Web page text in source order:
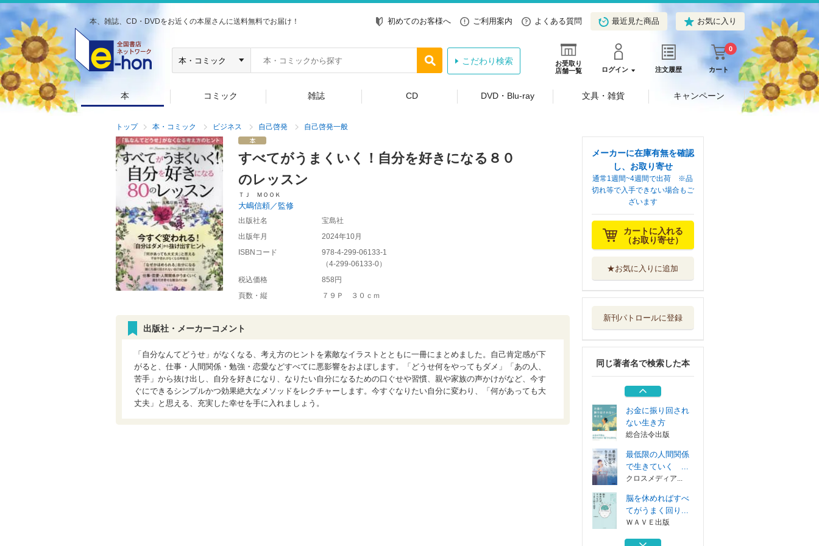
本、雑誌、CD・DVDをお近くの本屋さんに送料無料でお届け！ 初めてのお客様へ ご利用案内 よくある質問 最近見た商品 お気に入り
お受取り
店舗一覧
ログイン 注文履歴 カート
0
こだわり検索
本 コミック 雑誌 CD DVD・Blu-ray 文具・雑貨 キャンペーン
トップ 本・コミック ビジネス 自己啓発 自己啓発一般
すべてがうまくいく！自分を好きになる８０
のレッスン
ＴＪ ＭＯＯＫ
大嶋信頼／監修
出版社名
宝島社
出版年月
2024年10月
ISBNコード
978-4-299-06133-1
（4-299-06133-0）
税込価格
858円
頁数・縦
７９Ｐ ３０ｃｍ
出版社・メーカーコメント
「自分なんてどうせ」がなくなる、考え方のヒントを素敵なイラストとともに一冊にまとめました。自己肯定感が下
がると、仕事・人間関係・勉強・恋愛などすべてに悪影響をおよぼします。「どうせ何をやってもダメ」「あの人、
苦手」から抜け出し、自分を好きになり、なりたい自分になるための口ぐせや習慣、親や家族の声かけがなど、今す
ぐにできるシンプルかつ効果絶大なメソッドをレクチャーします。今すぐなりたい自分に変わり、「何があっても大
丈夫」と思える、充実した幸せを手に入れましょう。
メーカーに在庫有無を確認
し、お取り寄せ
通常1週間~4週間で出荷 ※品
切れ等で入手できない場合もご
ざいます
カートに入れる
（お取り寄せ）
★お気に入りに追加
新刊パトロールに登録
同じ著者名で検索した本
脳を休めればすべ
てがうまく回り...
「いつも誰かに振
リベラル社
ＣＤ 「悩みすぎ
る」人のトリセツ
パンローリング
お金に振り回され
ない生き方
総合法令出版
最低限の人間関係
で生きていく ...
クロスメディア...
脳を休めればすべ
てがうまく回り...
ＷＡＶＥ出版
「いつも誰かに振